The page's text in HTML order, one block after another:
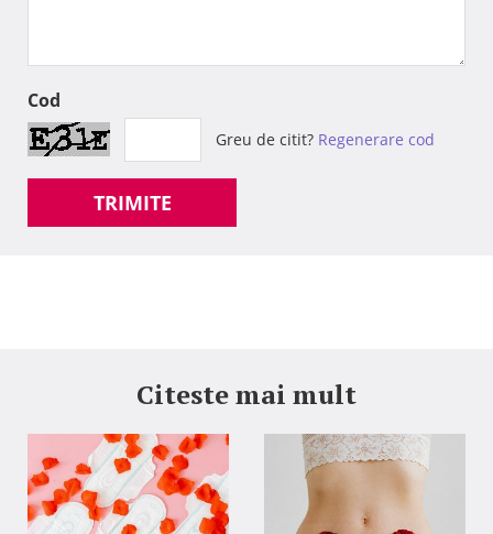
Cod
Greu de citit? Regenerare cod
TRIMITE
Citeste mai mult